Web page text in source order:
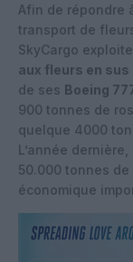
Afin de répondre
transport de
SkyCargo
aux fleurs en
de ses Boeing
900 tonnes de
quelque 4000
L’année
50.000 tonnes
économique